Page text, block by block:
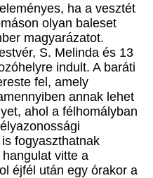
ha a vesztét
olyan baleset
magyarázatot.
S. Melinda és 13
indult. A baráti
fel, amely
annak lehet
ahol a félhomályban
fogyaszthatnak
vitte a
éjfél után egy órakor a